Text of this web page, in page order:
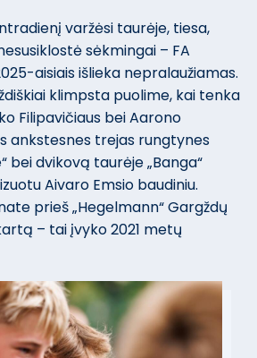
varžėsi taurėje, tiesa,
sėkmingai – FA
aisiais išlieka nepralaužiamas.
klimpsta puolime, kai tenka
Filipavičiaus bei Aarono
ankstesnes trejas rungtynes
bei dvikovą taurėje „Banga“
Aivaro Emsio baudiniu.
prieš „Hegelmann“ Gargždų
– tai įvyko 2021 metų